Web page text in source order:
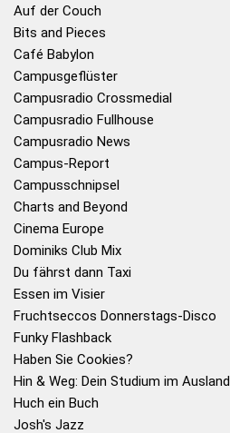
Auf der Couch
Bits and Pieces
Café Babylon
Campusgeflüster
Campusradio Crossmedial
Campusradio Fullhouse
Campusradio News
Campus-Report
Campusschnipsel
Charts and Beyond
Cinema Europe
Dominiks Club Mix
Du fährst dann Taxi
Essen im Visier
Fruchtseccos Donnerstags-Disco
Funky Flashback
Haben Sie Cookies?
Hin & Weg: Dein Studium im Ausland
Huch ein Buch
Josh's Jazz